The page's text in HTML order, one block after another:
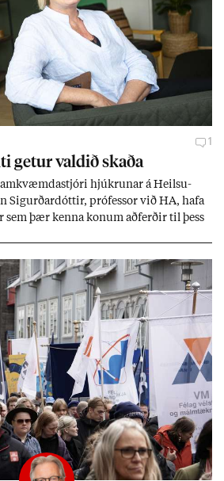
1
get­ur vald­ið skaða
hjúkr­un­ar á Heilsu­
Sig­urð­ar­dótt­ir, pró­fess­or við HA, hafa
sem þær kenna kon­um að­ferð­ir til þess